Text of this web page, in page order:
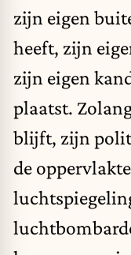
zijn eigen
heeft, zijn
zijn eigen
plaatst.
blijft, zijn
de